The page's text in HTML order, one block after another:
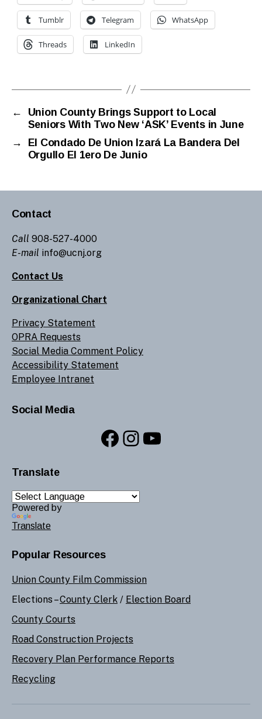
Tumblr Telegram WhatsApp
Threads LinkedIn
←
Union County Brings Support to Local
Seniors With Two New ‘ASK’ Events in June
→
El Condado De Union Izará La Bandera Del
Orgullo El 1ero De Junio
Contact
Call 908-527-4000
E-mail info@ucnj.org
Contact Us
Organizational Chart
Privacy Statement
OPRA Requests
Social Media Comment Policy
Accessibility Statement
Employee Intranet
Social Media
Facebook
Instagram
YouTube
Translate
Powered by
Translate
Popular Resources
Union County Film Commission
Elections –County Clerk / Election Board
County Courts
Road Construction Projects
Recovery Plan Performance Reports
Recycling